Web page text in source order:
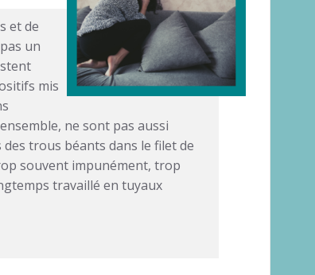
et de
un
mis
ne sont pas aussi
trous béants dans le filet de
souvent impunément, trop
travaillé en tuyaux